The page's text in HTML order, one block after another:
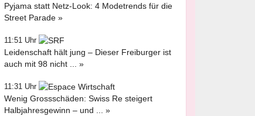
Pyjama statt Netz-Look: 4 Modetrends für die
Street Parade »
11:51 Uhr
Leidenschaft hält jung – Dieser Freiburger ist
auch mit 98 nicht ... »
11:31 Uhr
Wenig Grossschäden: Swiss Re steigert
Halbjahresgewinn – und ... »